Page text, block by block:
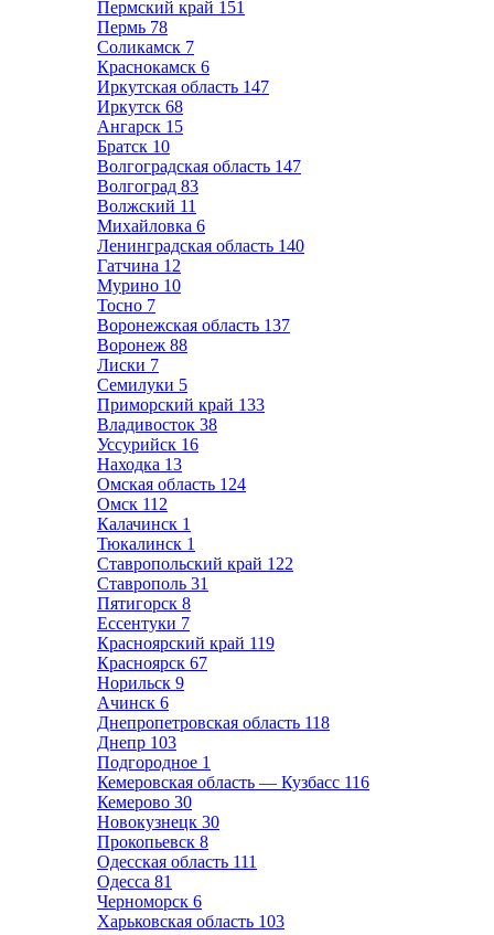
Пермский край 151
Пермь 78
Соликамск 7
Краснокамск 6
Иркутская область 147
Иркутск 68
Ангарск 15
Братск 10
Волгоградская область 147
Волгоград 83
Волжский 11
Михайловка 6
Ленинградская область 140
Гатчина 12
Мурино 10
Тосно 7
Воронежская область 137
Воронеж 88
Лиски 7
Семилуки 5
Приморский край 133
Владивосток 38
Уссурийск 16
Находка 13
Омская область 124
Омск 112
Калачинск 1
Тюкалинск 1
Ставропольский край 122
Ставрополь 31
Пятигорск 8
Ессентуки 7
Красноярский край 119
Красноярск 67
Норильск 9
Ачинск 6
Днепропетровская область 118
Днепр 103
Подгородное 1
Кемеровская область — Кузбасс 116
Кемерово 30
Новокузнецк 30
Прокопьевск 8
Одесская область 111
Одесса 81
Черноморск 6
Харьковская область 103